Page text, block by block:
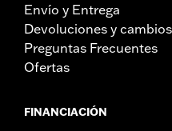
Envío y Entrega
Devoluciones y cambios
Preguntas Frecuentes
Ofertas
FINANCIACIÓN